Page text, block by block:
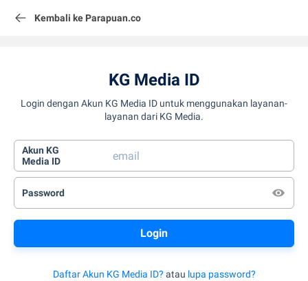
Kembali ke Parapuan.co
KG Media ID
Login dengan Akun KG Media ID untuk menggunakan layanan-
layanan dari KG Media.
Akun KG
Media ID
Password
Daftar Akun KG Media ID? atau lupa password?